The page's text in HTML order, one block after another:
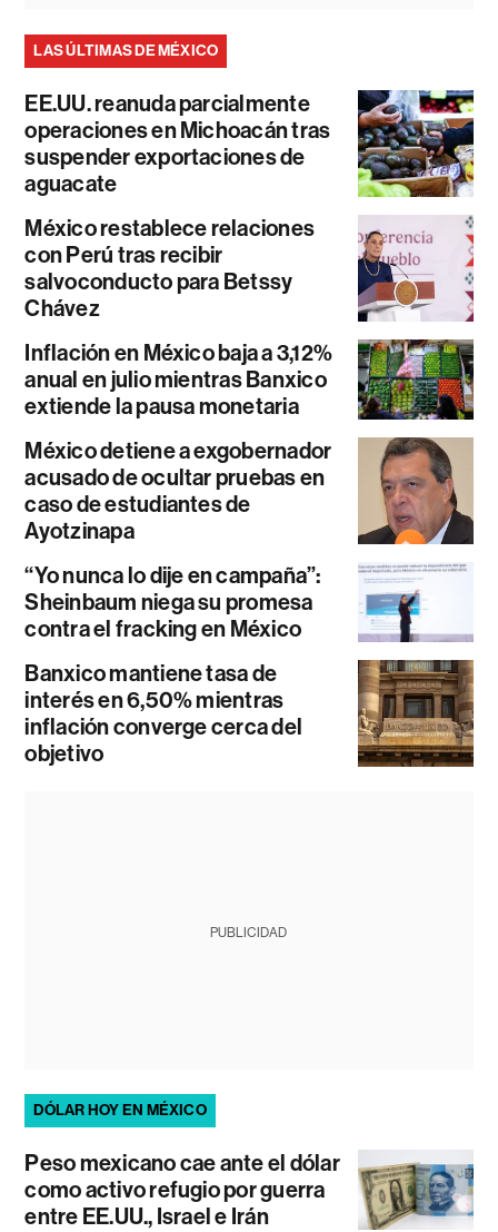
LAS ÚLTIMAS DE MÉXICO
EE.UU. reanuda parcialmente
operaciones en Michoacán tras
suspender exportaciones de
aguacate
México restablece relaciones
con Perú tras recibir
salvoconducto para Betssy
Chávez
Inflación en México baja a 3,12%
anual en julio mientras Banxico
extiende la pausa monetaria
México detiene a exgobernador
acusado de ocultar pruebas en
caso de estudiantes de
Ayotzinapa
“Yo nunca lo dije en campaña”:
Sheinbaum niega su promesa
contra el fracking en México
Banxico mantiene tasa de
interés en 6,50% mientras
inflación converge cerca del
objetivo
PUBLICIDAD
DÓLAR HOY EN MÉXICO
Peso mexicano cae ante el dólar
como activo refugio por guerra
entre EE.UU., Israel e Irán